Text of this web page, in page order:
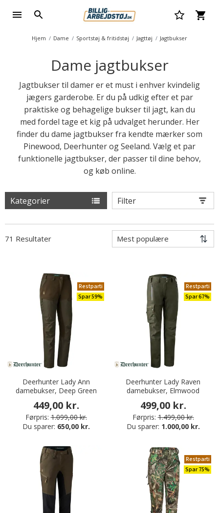
Hjem Dame Sportstøj & fritidstøj Jagttøj Jagtbukser
Dame jagtbukser
Jagtbukser til damer er et must i enhver kvindelig
jægers garderobe. Er du på udkig efter et par
praktiske og behagelige bukser til jagt, kan du
med fordel tage et kig på udvalget herunder. Her
finder du dame jagtbukser fra kendte mærker som
Pinewood, Deerhunter og Seeland. Vælg et par
funktionelle jagtbukser, der passer til dine behov,
og køb online.
Kategorier Filter
71 Resultater
Restparti
Spar 59%
Deerhunter Lady Ann
damebukser, Deep Green
449,00 kr.
Førpris: 1.099,00 kr.
Du sparer: 650,00 kr.
Restparti
Spar 67%
Deerhunter Lady Raven
damebukser, Elmwood
499,00 kr.
Førpris: 1.499,00 kr.
Du sparer: 1.000,00 kr.
Restparti
Spar 75%